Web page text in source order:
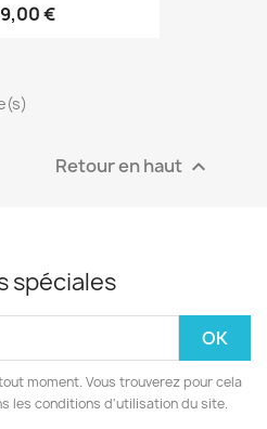
€
Retour en haut 
spéciales
moment. Vous trouverez pour cela
les conditions d'utilisation du site.